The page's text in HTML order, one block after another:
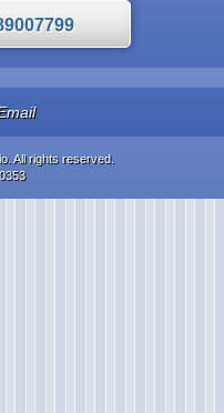
All rights reserved.